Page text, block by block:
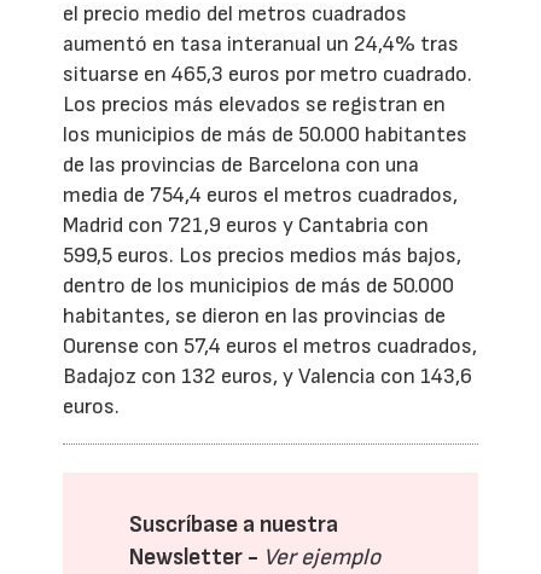
el precio medio del metros cuadrados
aumentó en tasa interanual un 24,4% tras
situarse en 465,3 euros por metro cuadrado.
Los precios más elevados se registran en
los municipios de más de 50.000 habitantes
de las provincias de Barcelona con una
media de 754,4 euros el metros cuadrados,
Madrid con 721,9 euros y Cantabria con
599,5 euros. Los precios medios más bajos,
dentro de los municipios de más de 50.000
habitantes, se dieron en las provincias de
Ourense con 57,4 euros el metros cuadrados,
Badajoz con 132 euros, y Valencia con 143,6
euros.
Suscríbase a nuestra
Newsletter - Ver ejemplo